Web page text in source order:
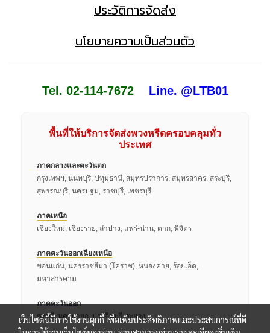
ประวัติการจัดส่ง
นโยบายความเป็นส่วนตัว
Tel. 02-114-7672 Line. @LTB01
พื้นที่ให้บริการจัดส่งพวงหรีดครอบคลุมทั่ว
ประเทศ
ภาคกลางและตะวันตก
กรุงเทพฯ, นนทบุรี, ปทุมธานี, สมุทรปราการ, สมุทรสาคร, สระบุรี,
สุพรรณบุรี, นครปฐม, ราชบุรี, เพชรบุรี
ภาคเหนือ
เชียงใหม่, เชียงราย, ลำปาง, แพร่-น่าน, ตาก, พิจิตร
ภาคตะวันออกเฉียงเหนือ
ขอนแก่น, นครราชสีมา (โคราช), หนองคาย, ร้อยเอ็ด,
มหาสารคาม
ภาคตะวันออก
ชลบุรี, นครนายก, ปราจีนบุรี, ระยอง
เว็บไซต์นี้มีการใช้งานคุกกี้ เพื่อเพิ่มประสิทธิภาพและประสบการณ์ที่ดี